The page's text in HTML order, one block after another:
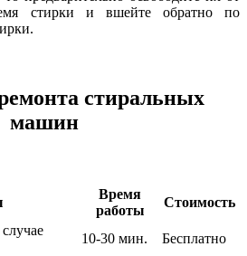
стирки и вшейте обратно по
стиральных
машин
Время
работы
Стоимость
10-30 мин.
Бесплатно